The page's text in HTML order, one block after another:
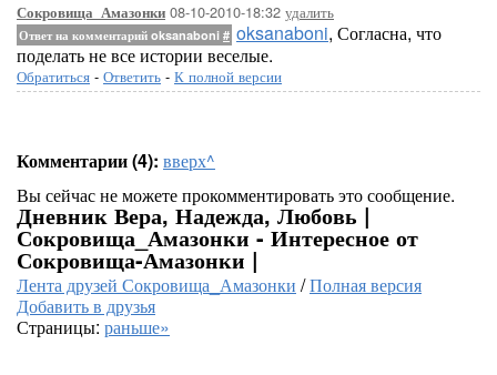
Сокровища_Амазонки 08-10-2010-18:32 удалить
Ответ на комментарий oksanaboni # oksanaboni, Согласна, что
поделать не все истории веселые.
Обратиться - Ответить - К полной версии
Комментарии (4): вверх^
Вы сейчас не можете прокомментировать это сообщение.
Дневник Вера, Надежда, Любовь |
Сокровища_Амазонки - Интересное от
Сокровища-Амазонки |
Лента друзей Сокровища_Амазонки /Полная версия
Добавить в друзья
Страницы: раньше»